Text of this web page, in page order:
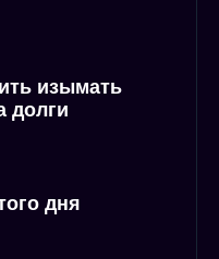
изымать
долги
дня